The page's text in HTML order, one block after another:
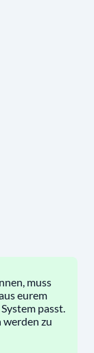
muss
eurem
passt.
werden zu